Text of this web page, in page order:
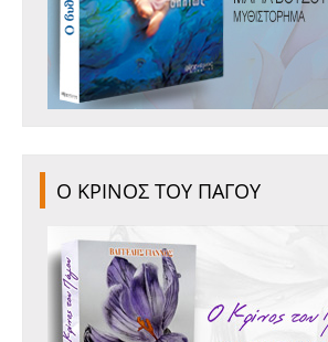
Ο ΚΡΙΝΟΣ ΤΟΥ ΠΑΓΟΥ